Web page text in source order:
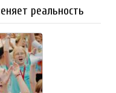
реальность